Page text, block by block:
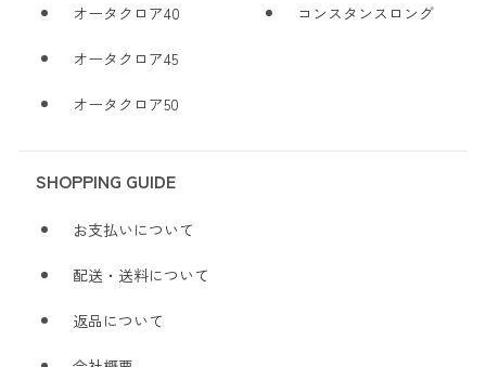
オータクロア40
オータクロア45
オータクロア50
コンスタンスロング
SHOPPING GUIDE
お支払いについて
配送・送料について
返品について